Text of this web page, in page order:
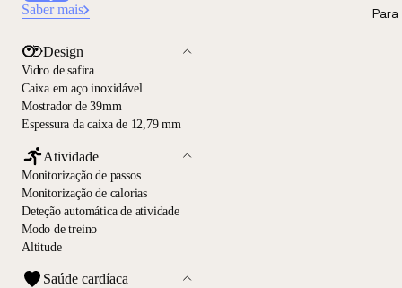
Saber mais
Design
Vidro de safira
Caixa em aço inoxidável
Mostrador de 39mm
Espessura da caixa de 12,79 mm
Atividade
Monitorização de passos
Monitorização de calorias
Deteção automática de atividade
Modo de treino
Altitude
Saúde cardíaca